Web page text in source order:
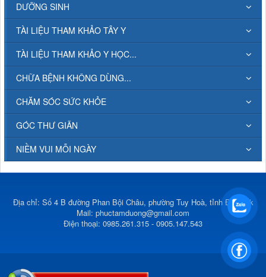
DƯỠNG SINH
TÀI LIỆU THAM KHẢO TÂY Y
TÀI LIỆU THAM KHẢO Y HỌC...
CHỮA BỆNH KHÔNG DÙNG...
CHĂM SÓC SỨC KHỎE
GÓC THƯ GIÃN
NIỀM VUI MỖI NGÀY
Địa chỉ: Số 4 B đường Phan Bội Châu, phường Tuy Hoà, tỉnh Đắk Lắk
Mail: phuctamduong@gmail.com
Điện thoại: 0985.261.315 - 0905.147.543